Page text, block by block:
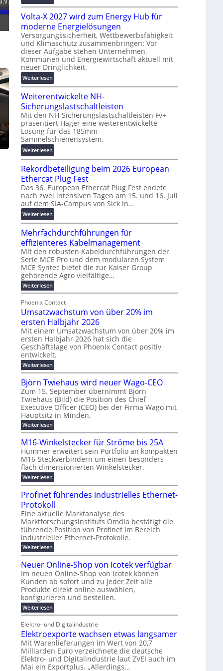
g
l
ö
s
u
n
g
e
n
t
z
u
n
d
d
i
g
i
t
a
l
e
T
r
a
n
s
p
a
r
e
n
z
M
a
s
c
h
i
n
e
n
b
a
u
:
F
o
r
s
c
h
u
n
g
s
f
ö
r
d
e
r
u
n
g
b
r
a
u
c
h
t
m
e
h
r
T
e
m
p
o
u
n
d
w
e
n
i
g
e
r
B
ü
o
k
a
t
i
e
Volta-X 2027 wird zum Energy Hub für
moderne Energielösungen
Versorgungssicherheit, Wettbewerbsfähigkeit
und Klimaschutz zusammenbringen: Vor
dieser Aufgabe stehen Unternehmen,
Kommunen und Energiewirtschaft aktuell mit
neuer Dringlichkeit.
Weiterlesen:
V
o
l
t
a
-
X
2
0
2
7
w
i
r
z
u
E
n
e
r
g
y
H
u
b
f
ü
r
m
o
d
e
r
n
e
E
n
r
g
i
e
l
ö
s
u
n
g
e
n
Weiterentwickelte NH-
Sicherungslastschaltleisten
Mit den NH-Sicherungslastschaltleisten Fv+
präsentiert Hager eine weiterentwickelte
Lösung für das 185mm-
Sammelschienensystem.
Weiterlesen:
W
e
i
t
e
r
n
t
c
k
e
l
t
e
N
H
-
S
i
c
h
e
r
u
n
g
s
l
s
t
s
c
h
a
l
t
l
e
i
t
e
n
Rekordbeteiligung beim 2026 European
Ethercat Plug Fest
Das 36. European Ethercat Plug Fest endete
nach zwei intensiven Tagen am 15. und 16. Juli
auf dem SIA-Campus von Sick in…
Weiterlesen:
R
e
k
o
r
d
b
e
t
e
i
l
i
g
u
n
g
b
e
i
m
2
0
2
6
E
u
r
o
p
e
a
n
E
h
e
r
c
a
t
P
l
u
g
F
e
s
t
Mehrfachdurchführungen für
effizienteres Kabelmanagement
Mit den robusten Kabeldurchführungen der
Serie MCE Pro und dem modularen System
MCE Syntec bietet die zur Kaiser Group
gehörende Agro vielfältige…
Weiterlesen:
M
h
r
f
a
c
h
d
u
r
c
h
f
ü
h
r
u
n
g
e
n
f
ü
r
e
ff
i
z
i
e
n
t
e
r
e
s
K
a
b
e
l
m
a
n
a
g
m
e
n
t
Phoenix Contact
Umsatzwachstum von über 20% im
ersten Halbjahr 2026
Mit einem Umsatzwachstum von über 20% im
ersten Halbjahr 2026 hat sich die
Geschäftslage von Phoenix Contact positiv
entwickelt.
Weiterlesen:
U
m
s
a
z
w
a
c
h
s
u
m
v
o
n
ü
b
r
2
0
%
i
m
e
s
e
n
H
a
l
b
j
h
r
2
0
2
Björn Twiehaus wird neuer Wago-CEO
Zum 15. September übernimmt Björn
Twiehaus (Bild) die Position des Chief
Executive Officer (CEO) bei der Firma Wago mit
Hauptsitz in Minden.
Weiterlesen:
B
ö
r
n
T
w
i
e
h
a
u
s
w
r
d
n
e
u
e
r
W
a
g
o
-
E
O
M16-Winkelstecker für Ströme bis 25A
Hummer erweitert sein Portfolio an kompakten
M16-Steckverbindern um einen besonders
flach dimensionierten Winkelstecker.
Weiterlesen:
M
1
6
W
i
n
k
e
l
s
e
k
e
r
f
ü
r
S
r
ö
m
e
b
Profinet führendes industrielles Ethernet-
Protokoll
Eine aktuelle Marktanalyse des
Marktforschungsinstituts Omdia bestätigt die
führende Position von Profinet im Bereich
industrieller Ethernet-Protokolle.
Weiterlesen:
P
o
i
n
e
t
f
ü
h
e
n
d
e
s
Neuer Online-Shop von Icotek verfügbar
Im neuen Online-Shop von Icotek können
Kunden ab sofort und zu jeder Zeit alle
Produkte direkt online auswählen,
konfigurieren und bestellen.
Weiterlesen:
N
e
u
e
r
O
n
l
i
Elektro- und Digitalindustrie
Elektroexporte wachsen etwas langsamer
Mit Warenlieferungen im Wert von 20,7
Milliarden Euro verzeichnete die deutsche
Elektro- und Digitalindustrie laut ZVEI auch im
Mai ein Exportplus. „Allerdings…